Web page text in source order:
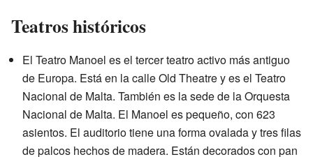
Teatros históricos
El Teatro Manoel es el tercer teatro activo más antiguo
de Europa. Está en la calle Old Theatre y es el Teatro
Nacional de Malta. También es la sede de la Orquesta
Nacional de Malta. El Manoel es pequeño, con 623
asientos. El auditorio tiene una forma ovalada y tres filas
de palcos hechos de madera. Están decorados con pan